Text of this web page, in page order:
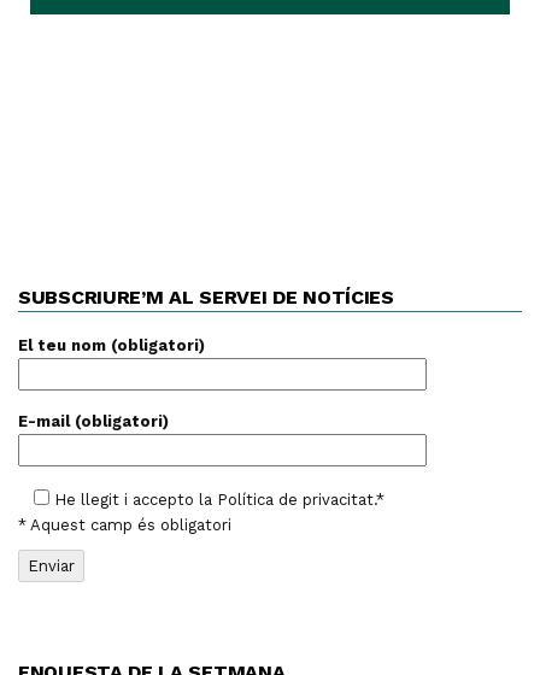
SUBSCRIURE’M AL SERVEI DE NOTÍCIES
El teu nom (obligatori)
E-mail (obligatori)
He llegit i accepto la Política de privacitat.*
* Aquest camp és obligatori